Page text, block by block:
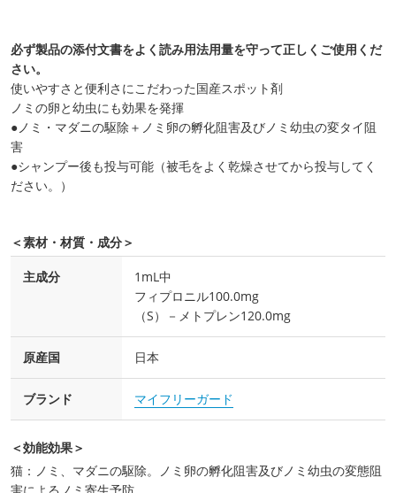
必ず製品の添付文書をよく読み用法用量を守って正しくご使用くだ
さい。
使いやすさと便利さにこだわった国産スポット剤
ノミの卵と幼虫にも効果を発揮
●ノミ・マダニの駆除＋ノミ卵の孵化阻害及びノミ幼虫の変タイ阻
害
●シャンプー後も投与可能（被毛をよく乾燥させてから投与してく
ださい。）
＜素材・材質・成分＞
主成分
1mL中
フィプロニル100.0mg
（S）－メトプレン120.0mg
原産国 日本
ブランド マイフリーガード
＜効能効果＞
猫：ノミ、マダニの駆除。ノミ卵の孵化阻害及びノミ幼虫の変態阻